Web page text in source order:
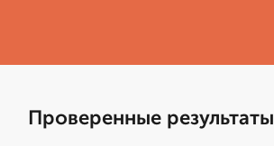
Проверенные результаты